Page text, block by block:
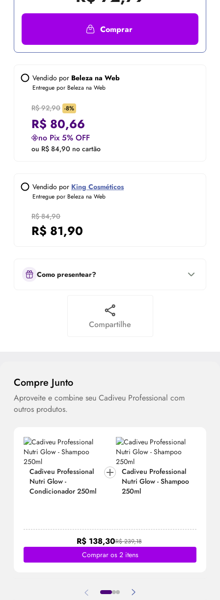
Comprar
Vendido por Beleza na Web
Entregue por Beleza na Web
R$ 92,90 -8%
R$ 80,66
no Pix 5% OFF
ou R$ 84,90 no cartão
Vendido por King Cosméticos
Entregue por Beleza na Web
R$ 84,90
R$ 81,90
Como presentear?
Compartilhe
Compre Junto
Aproveite e combine seu Cadiveu Professional com
outros produtos.
Cadiveu Professional
Nutri Glow -
Condicionador 250ml
Cadiveu Professional
Nutri Glow - Shampoo
250ml
R$ 239,18
R$ 138,30
Comprar os 2 itens